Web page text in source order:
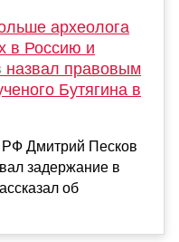
археолога
в Россию и
назвал правовым
Бутягина в
РФ Дмитрий Песков
задержание в
об